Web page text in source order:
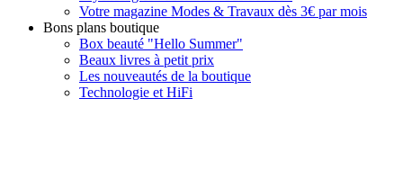
Votre magazine Modes & Travaux dès 3€ par mois
Bons plans boutique
Box beauté "Hello Summer"
Beaux livres à petit prix
Les nouveautés de la boutique
Technologie et HiFi